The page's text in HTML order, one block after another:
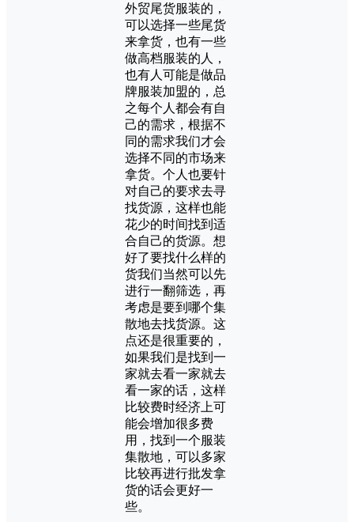
外贸尾货服装的，
可以选择一些尾货
来拿货，也有一些
做高档服装的人，
也有人可能是做品
牌服装加盟的，总
之每个人都会有自
己的需求，根据不
同的需求我们才会
选择不同的市场来
拿货。个人也要针
对自己的要求去寻
找货源，这样也能
花少的时间找到适
合自己的货源。想
好了要找什么样的
货我们当然可以先
进行一翻筛选，再
考虑是要到哪个集
散地去找货源。这
点还是很重要的，
如果我们是找到一
家就去看一家就去
看一家的话，这样
比较费时经济上可
能会增加很多费
用，找到一个服装
集散地，可以多家
比较再进行批发拿
货的话会更好一
些。